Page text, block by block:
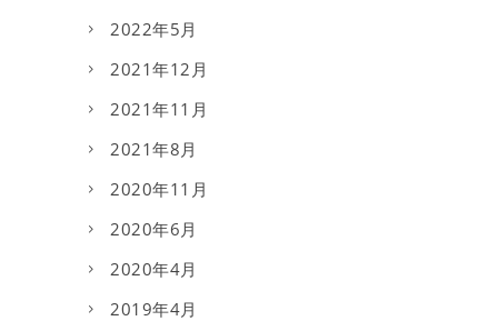
2022年5月
2021年12月
2021年11月
2021年8月
2020年11月
2020年6月
2020年4月
2019年4月